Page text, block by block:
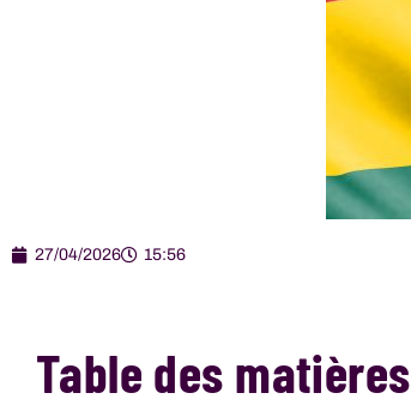
27/04/2026 15:56
Table des matières